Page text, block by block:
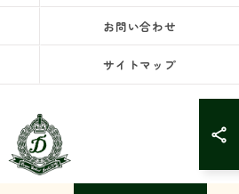
お問い合わせ
サイトマップ